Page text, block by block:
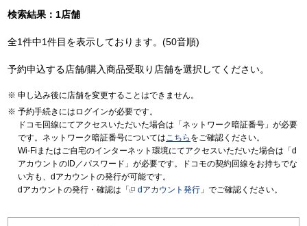
検索結果：1店舗
全1件中1件目を表示しております。(50音順)
予約申込する店舗/購入商品受取り店舗を選択してください。
申し込み後に店舗を変更することはできません。
予約手続きにはログインが必要です。
ドコモ回線にてアクセスいただいた場合は「ネットワーク暗証番号」が必要
です。ネットワーク暗証番号についてはこちら をご確認ください。
Wi-Fiまたはご自宅のインターネット環境にてアクセスいただいた場合は「d
アカウントのID／パスワード」が必要です。ドコモの契約回線をお持ちでな
い方も、dアカウントの発行が可能です。
dアカウントの発行・確認は「
dアカウント発行 」でご確認ください。